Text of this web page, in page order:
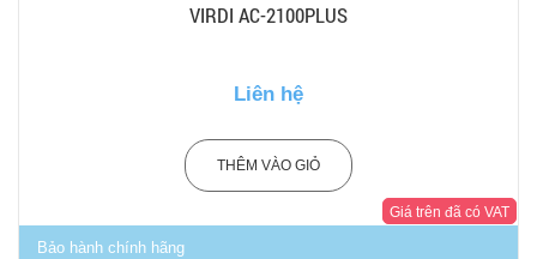
VIRDI AC-2100PLUS
Liên hệ
THÊM VÀO GIỎ
Bảo hành chính hãng
Giá trên đã có VAT